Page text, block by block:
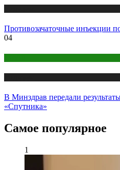
Противозачаточные инъекции
04
В Минздрав передали
«Спутника»
Самое популярное
1